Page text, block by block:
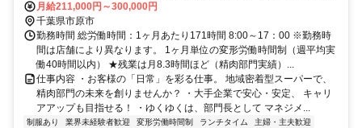
約15分、小湊鉄道 上総山田徒歩約31分 光風台駅 徒歩14分
月給211,000円～300,000円
千葉県市原市
勤務時間 総労働時間：1ヶ月あたり171時間 8:00～17：00 ※勤務時
間は店舗により異なります。 1ヶ月単位の変形労働時間制（週平均実
働40時間以内） ★残業は月8.3時間ほど（精肉部門実績）...
仕事内容 ・お客様の「日常」を彩る仕事。 地域密着型スーパーで、
精肉部門の未来を創りませんか？ ・大手企業で安心・安定、 キャリ
アアップも目指せる！ ・ゆくゆくは、部門長として マネジメ...
制服あり 業界未経験者歓迎 変形労働時間制 ランチタイム
主婦・主夫歓迎